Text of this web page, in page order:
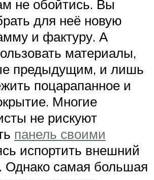
не обойтись. Вы
для неё новую
и фактуру. А
материалы,
предыдущим, и лишь
поцарапанное и
Многие
не рискуют
панель своими
испортить внешний
Однако самая большая